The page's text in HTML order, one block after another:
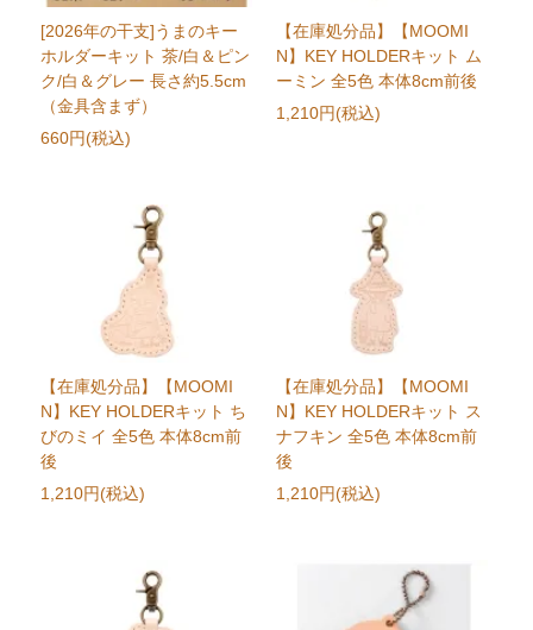
[2026年の干支]うまのキー
ホルダーキット 茶/白＆ピン
ク/白＆グレー 長さ約5.5cm
（金具含まず）
660円(税込)
【在庫処分品】【MOOMI
N】KEY HOLDERキット ム
ーミン 全5色 本体8cm前後
1,210円(税込)
【在庫処分品】【MOOMI
N】KEY HOLDERキット ち
びのミイ 全5色 本体8cm前
後
1,210円(税込)
【在庫処分品】【MOOMI
N】KEY HOLDERキット ス
ナフキン 全5色 本体8cm前
後
1,210円(税込)